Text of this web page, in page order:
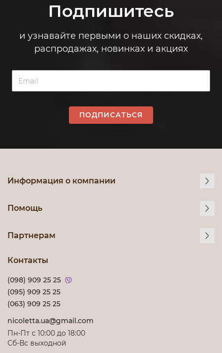
Подпишитесь
и узнавайте первыми о наших скидках,
распродажах, новинках и акциях
ПОДПИСАТЬСЯ
Информация о компании
Помощь
Партнерам
Контакты
(098) 909 25 25
(095) 909 25 25
(063) 909 25 25
nicoletta.ua@gmail.com
Пн-Пт с 10:00 до 18:00
Сб-Вс выходной